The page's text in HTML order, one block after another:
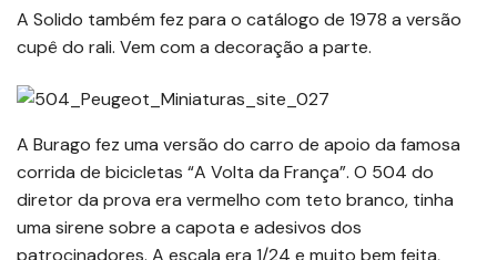
A Solido também fez para o catálogo de 1978 a versão
cupê do rali. Vem com a decoração a parte.
A Burago fez uma versão do carro de apoio da famosa
corrida de bicicletas “A Volta da França”. O 504 do
diretor da prova era vermelho com teto branco, tinha
uma sirene sobre a capota e adesivos dos
patrocinadores. A escala era 1/24 e muito bem feita,